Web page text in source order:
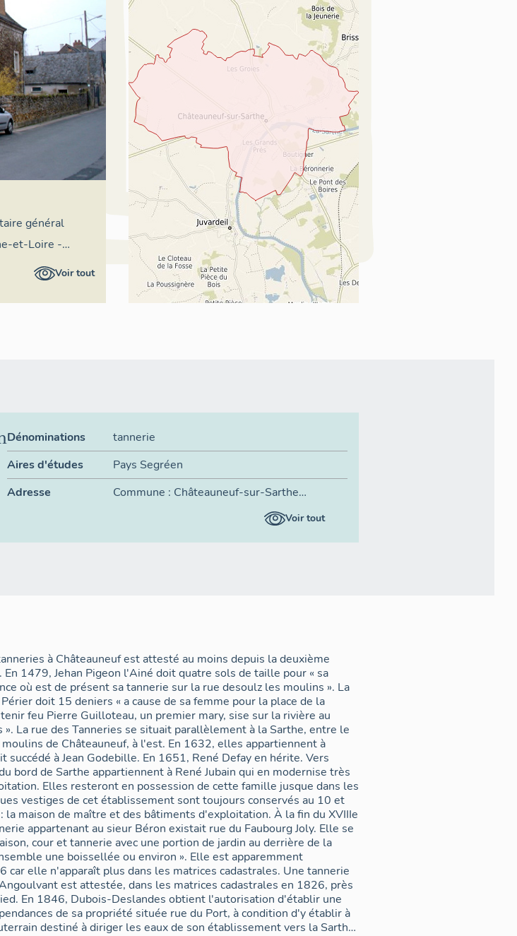
général
et-Loire -
Voir tout
Dénominations
tannerie
Aires d'études
Pays Segréen
Adresse
Commune : Châteauneuf-sur-Sarthe
Sarthe
Port Voir tout
à Châteauneuf est attesté au moins depuis la deuxième
En 1479, Jehan Pigeon l'Ainé doit quatre sols de taille pour « sa
où est de présent sa tannerie sur la rue desoulz les moulins ». La
doit 15 deniers « a cause de sa femme pour la place de la
feu Pierre Guilloteau, un premier mary, sise sur la rivière au
». La rue des Tanneries se situait parallèlement à la Sarthe, entre le
de Châteauneuf, à l'est. En 1632, elles appartiennent à
succédé à Jean Godebille. En 1651, René Defay en hérite. Vers
bord de Sarthe appartiennent à René Jubain qui en modernise très
Elles resteront en possession de cette famille jusque dans les
vestiges de cet établissement sont toujours conservés au 10 et
la maison de maître et des bâtiments d'exploitation. À la fin du XVIIIe
appartenant au sieur Béron existait rue du Faubourg Joly. Elle se
cour et tannerie avec une portion de jardin au derrière de la
une boissellée ou environ ». Elle est apparemment
car elle n'apparaît plus dans les matrices cadastrales. Une tannerie
est attestée, dans les matrices cadastrales en 1826, près
En 1846, Dubois-Deslandes obtient l'autorisation d'établir une
de sa propriété située rue du Port, à condition d'y établir à
destiné à diriger les eaux de son établissement vers la Sarthe.